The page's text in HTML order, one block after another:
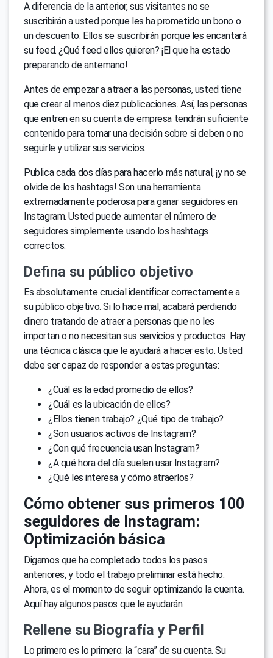
A diferencia de la anterior, sus visitantes no se
suscribirán a usted porque les ha prometido un bono o
un descuento. Ellos se suscribirán porque les encantará
su feed. ¿Qué feed ellos quieren? ¡El que ha estado
preparando de antemano!
Antes de empezar a atraer a las personas, usted tiene
que crear al menos diez publicaciones. Así, las personas
que entren en su cuenta de empresa tendrán suficiente
contenido para tomar una decisión sobre si deben o no
seguirle y utilizar sus servicios.
Publica cada dos días para hacerlo más natural, ¡y no se
olvide de los hashtags! Son una herramienta
extremadamente poderosa para ganar seguidores en
Instagram. Usted puede aumentar el número de
seguidores simplemente usando los hashtags
correctos.
Defina su público objetivo
Es absolutamente crucial identificar correctamente a
su público objetivo. Si lo hace mal, acabará perdiendo
dinero tratando de atraer a personas que no les
importan o no necesitan sus servicios y productos. Hay
una técnica clásica que le ayudará a hacer esto. Usted
debe ser capaz de responder a estas preguntas:
¿Cuál es la edad promedio de ellos?
¿Cuál es la ubicación de ellos?
¿Ellos tienen trabajo? ¿Qué tipo de trabajo?
¿Son usuarios activos de Instagram?
¿Con qué frecuencia usan Instagram?
¿A qué hora del día suelen usar Instagram?
¿Qué les interesa y cómo atraerlos?
Cómo obtener sus primeros 100
seguidores de Instagram:
Optimización básica
Digamos que ha completado todos los pasos
anteriores, y todo el trabajo preliminar está hecho.
Ahora, es el momento de seguir optimizando la cuenta.
Aquí hay algunos pasos que le ayudarán.
Rellene su Biografía y Perfil
Lo primero es lo primero: la “cara” de su cuenta. Su